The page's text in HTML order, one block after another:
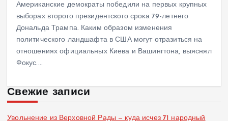
Американские демократы победили на первых крупных
выборах второго президентского срока 79-летнего
Дональда Трампа. Каким образом изменения
политического ландшафта в США могут отразиться на
отношениях официальных Киева и Вашингтона, выяснял
Фокус.…
Свежие записи
Увольнение из Верховной Рады — куда исчез 71 народный